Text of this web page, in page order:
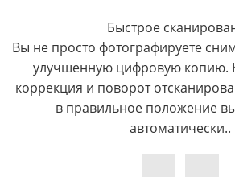
Быстрое
Вы не просто фотографируете
улучшенную цифровую копию.
коррекция и поворот
в правильное положение
автоматически..